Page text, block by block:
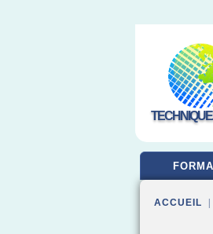
ACCUEIL |